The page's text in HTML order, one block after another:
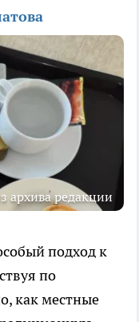
архива редакции
подход к
по
как местные